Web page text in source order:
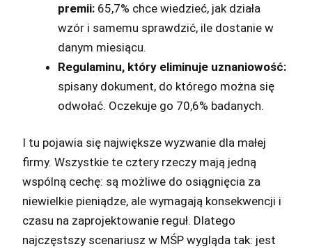
premii: 65,7% chce wiedzieć, jak działa
wzór i samemu sprawdzić, ile dostanie w
danym miesiącu.
Regulaminu, który eliminuje uznaniowość:
spisany dokument, do którego można się
odwołać. Oczekuje go 70,6% badanych.
I tu pojawia się największe wyzwanie dla małej
firmy. Wszystkie te cztery rzeczy mają jedną
wspólną cechę: są możliwe do osiągnięcia za
niewielkie pieniądze, ale wymagają konsekwencji i
czasu na zaprojektowanie reguł. Dlatego
najczęstszy scenariusz w MŚP wygląda tak: jest